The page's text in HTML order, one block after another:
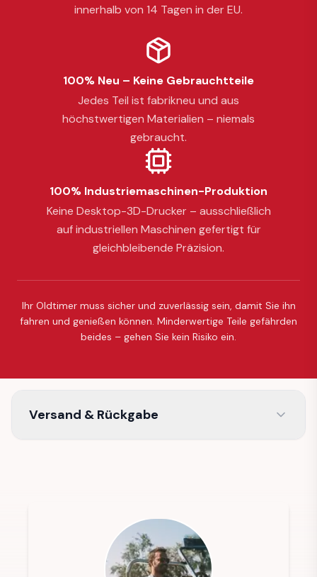
innerhalb von 14 Tagen in der EU.
100% Neu – Keine Gebrauchtteile
Jedes Teil ist fabrikneu und aus
höchstwertigen Materialien – niemals
gebraucht.
100% Industriemaschinen-Produktion
Keine Desktop-3D-Drucker – ausschließlich
auf industriellen Maschinen gefertigt für
gleichbleibende Präzision.
Ihr Oldtimer muss sicher und zuverlässig sein, damit Sie ihn
fahren und genießen können. Minderwertige Teile gefährden
beides – gehen Sie kein Risiko ein.
Versand & Rückgabe